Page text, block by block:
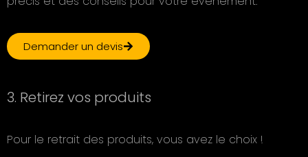
Demander un devis
3. Retirez vos produits
Pour le retrait des produits, vous avez le choix !